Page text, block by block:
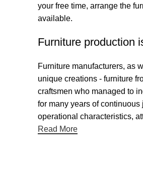
your free time, arrange the
available.
Furniture production
Furniture manufacturers, as
unique creations - furniture
craftsmen who managed to
for many years of
operational characteristics,
Read More